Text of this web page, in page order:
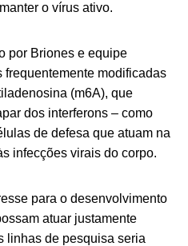
o vírus ativo.
por Briones e equipe
frequentemente modificadas
(m6A), que
dos interferons – como
de defesa que atuam na
infecções virais do corpo.
para o desenvolvimento
atuar justamente
linhas de pesquisa seria